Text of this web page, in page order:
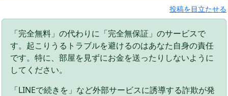
投稿を目立たせる
「完全無料」の代わりに「完全無保証」のサービスで
す。起こりうるトラブルを避けるのはあなた自身の責任
です。特に、部屋を見ずにお金を送ったりしないように
してください。
「LINEで続きを」など外部サービスに誘導する詐欺が発